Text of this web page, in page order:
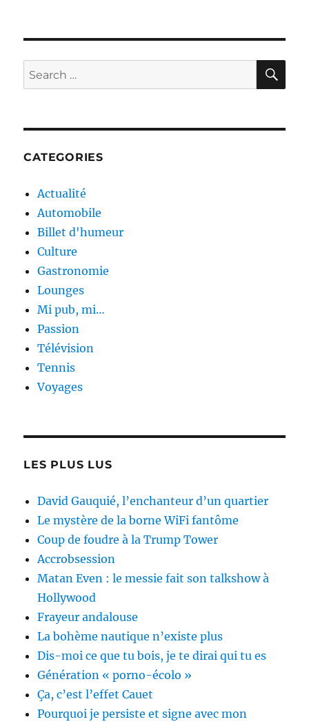
Search
for:
CATEGORIES
Actualité
Automobile
Billet d'humeur
Culture
Gastronomie
Lounges
Mi pub, mi…
Passion
Télévision
Tennis
Voyages
LES PLUS LUS
David Gauquié, l’enchanteur d’un quartier
Le mystère de la borne WiFi fantôme
Coup de foudre à la Trump Tower
Accrobsession
Matan Even : le messie fait son talkshow à
Hollywood
Frayeur andalouse
La bohème nautique n’existe plus
Dis-moi ce que tu bois, je te dirai qui tu es
Génération « porno-écolo »
Ça, c’est l’effet Cauet
Pourquoi je persiste et signe avec mon